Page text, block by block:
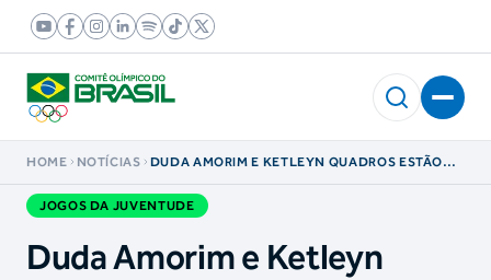
HOME NOTÍCIAS
DUDA AMORIM E KETLEYN QUADROS ESTÃO
DA JUVENTUDE CAIXA BRASÍLIA 2025
JOGOS DA JUVENTUDE
Duda Amorim e Ketleyn